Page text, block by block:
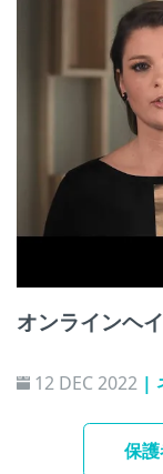
オンラインヘ
12 DEC 2022 |
保